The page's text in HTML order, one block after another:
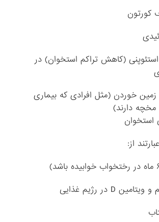
(کاهش تراکم استخوان) در
زمین خوردن (مثل افرادی که بیماری
دارند)
استخوان
از: